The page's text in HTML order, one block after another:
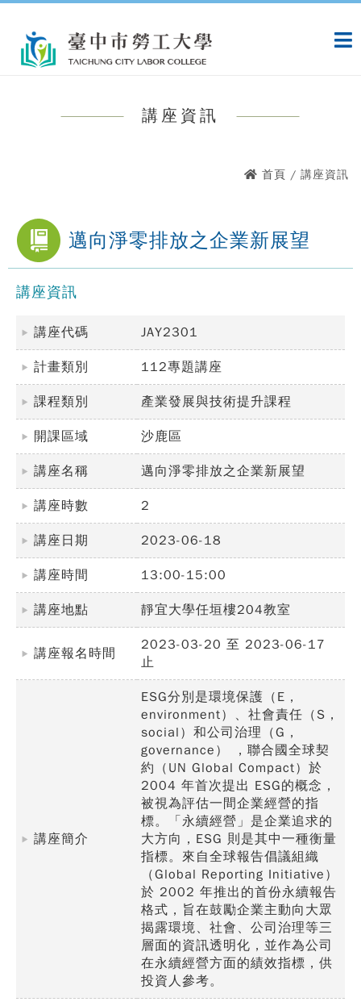
講座資訊
首頁 / 講座資訊
邁向淨零排放之企業新展望
講座資訊
講座代碼 JAY2301
計畫類別 112專題講座
課程類別 產業發展與技術提升課程
開課區域 沙鹿區
講座名稱 邁向淨零排放之企業新展望
講座時數 2
講座日期 2023-06-18
講座時間 13:00-15:00
講座地點 靜宜大學任垣樓204教室
講座報名時間
2023-03-20 至 2023-06-17
止
講座簡介
ESG分別是環境保護（E，
environment）、社會責任（S，
social）和公司治理（G，
governance） ，聯合國全球契
約（UN Global Compact）於
2004 年首次提出 ESG的概念，
被視為評估一間企業經營的指
標。「永續經營」是企業追求的
大方向，ESG 則是其中一種衡量
指標。來自全球報告倡議組織
（Global Reporting Initiative）
於 2002 年推出的首份永續報告
格式，旨在鼓勵企業主動向大眾
揭露環境、社會、公司治理等三
層面的資訊透明化，並作為公司
在永續經營方面的績效指標，供
投資人參考。